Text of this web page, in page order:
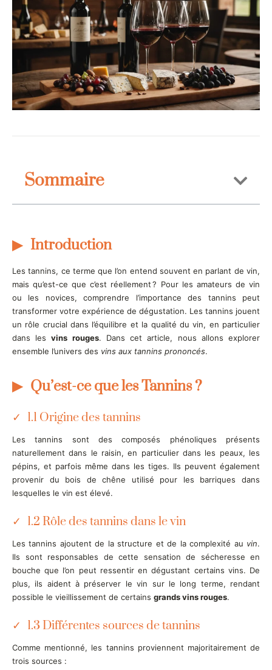
Sommaire
Introduction
Les tannins, ce terme que l’on entend souvent en parlant de vin,
mais qu’est-ce que c’est réellement ? Pour les amateurs de vin
ou les novices, comprendre l’importance des tannins peut
transformer votre expérience de dégustation. Les tannins jouent
un rôle crucial dans l’équilibre et la qualité du vin, en particulier
dans lesvins rouges. Dans cet article, nous allons explorer
ensemble l’univers des vins aux tannins prononcés.
Qu’est-ce que les Tannins ?
1.1 Origine des tannins
Les tannins sont des composés phénoliques présents
naturellement dans le raisin, en particulier dans les peaux, les
pépins, et parfois même dans les tiges. Ils peuvent également
provenir du bois de chêne utilisé pour les barriques dans
lesquelles le vin est élevé.
1.2 Rôle des tannins dans le vin
Les tannins ajoutent de la structure et de la complexité au vin.
Ils sont responsables de cette sensation de sécheresse en
bouche que l’on peut ressentir en dégustant certains vins. De
plus, ils aident à préserver le vin sur le long terme, rendant
possible le vieillissement de certains grands vins rouges.
1.3 Différentes sources de tannins
Comme mentionné, les tannins proviennent majoritairement de
trois sources :